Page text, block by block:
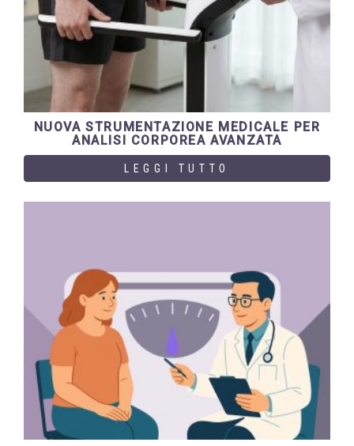
NUOVA STRUMENTAZIONE MEDICALE PER
ANALISI CORPOREA AVANZATA
LEGGI TUTTO